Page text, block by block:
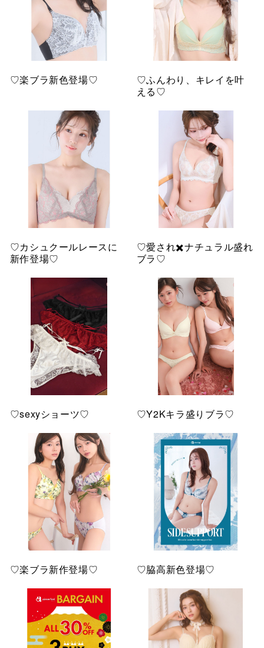
♡楽ブラ新色登場♡
♡ふんわり、キレイを叶
える♡
♡カシュクールレースに
新作登場♡
♡愛され✖️ナチュラル盛れ
ブラ♡
♡sexyショーツ♡ ♡Y2Kキラ盛りブラ♡
♡楽ブラ新作登場♡ ♡脇高新色登場♡